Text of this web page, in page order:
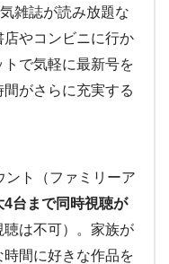
雑誌が読み放題な
やコンビニに行か
で気軽に最新号を
がさらに充実する
ント（ファミリーア
4台まで同時視聴が
は不可）。家族が
間に好きな作品を